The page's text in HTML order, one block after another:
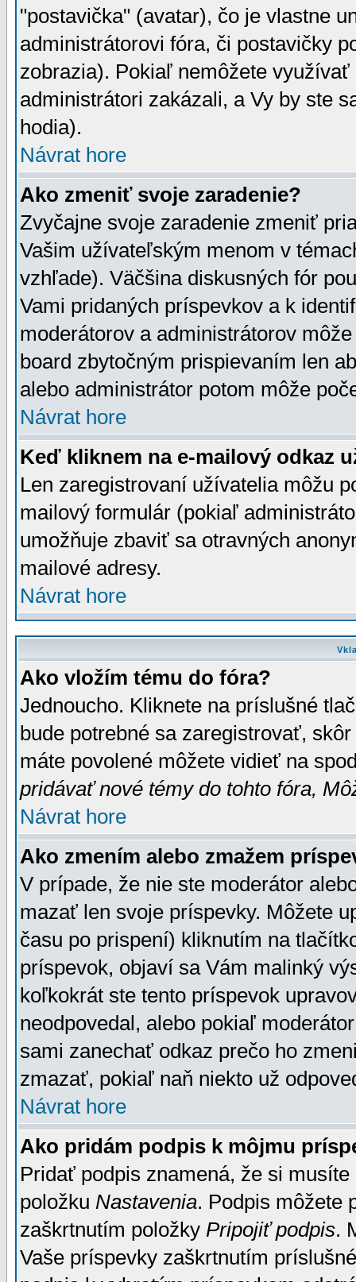
"postavička" (avatar), čo je vlastne
administrátorovi fóra, či postavičky
zobrazia). Pokiaľ nemôžete
administrátori zakázali, a Vy by ste
hodia).
Návrat hore
Ako zmeniť svoje zaradenie?
Zvyčajne svoje zaradenie zmeniť
Vašim užívateľským menom v
vzhľade). Väčšina diskusných fór
Vami pridaných príspevkov a k
moderátorov a administrátorov
board zbytočným prispievaním len
alebo administrátor potom môže
Návrat hore
Keď kliknem na e-mailový odkaz
Len zaregistrovaní užívatelia môžu
mailový formulár (pokiaľ
umožňuje zbaviť sa otravných
mailové adresy.
Návrat hore
Ako vložím tému do fóra?
Jednoucho. Kliknete na príslušné
bude potrebné sa zaregistrovať,
máte povolené môžete vidieť na
pridávať nové témy do tohto fóra,
Návrat hore
Ako zmením alebo zmažem
V prípade, že nie ste moderátor
mazať len svoje príspevky. Môžete
času po prispení) kliknutím na
príspevok, objaví sa Vám malinký
koľkokrát ste tento príspevok
neodpovedal, alebo pokiaľ
sami zanechať odkaz prečo ho
zmazať, pokiaľ naň niekto už
Návrat hore
Ako pridám podpis k môjmu
Pridať podpis znamená, že si
položku Nastavenia. Podpis môžete
zaškrtnutím položky Pripojiť podpis.
Vaše príspevky zaškrtnutím